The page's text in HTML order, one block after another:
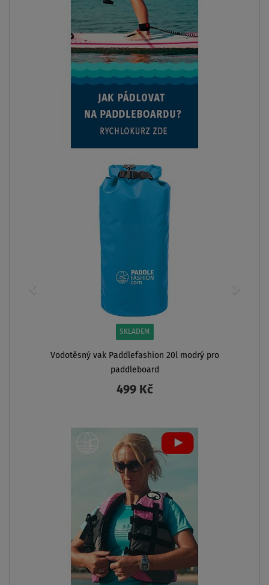
SKLADEM
Vodotěsný vak Paddlefashion 20l modrý pro
paddleboard
499 Kč
ZOBRAZIT